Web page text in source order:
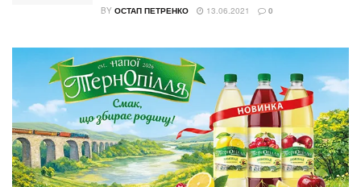
BY ОСТАП ПЕТРЕНКО 13.06.2021 0